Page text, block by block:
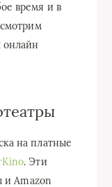
время и в
на платные
. Эти
и Amazon